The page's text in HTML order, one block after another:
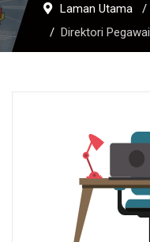
Laman Utama
Direktori Pegawai